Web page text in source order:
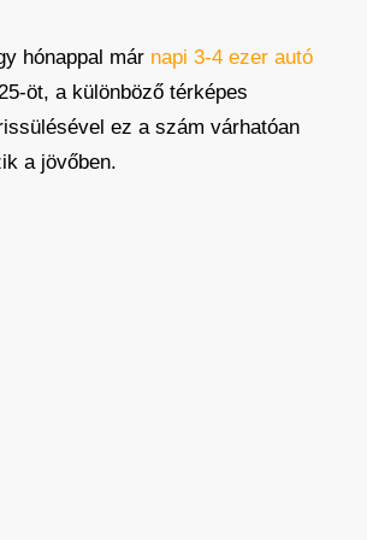
hónappal már napi 3-4 ezer autó
öt, a különböző térképes
ez a szám várhatóan
a jövőben.